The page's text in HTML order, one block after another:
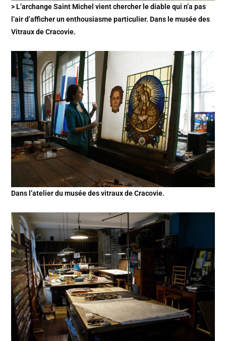
> L’archange Saint Michel vient chercher le diable qui n’a pas
l’air d’afficher un enthousiasme particulier. Dans le musée des
Vitraux de Cracovie.
Dans l’atelier du musée des vitraux de Cracovie.